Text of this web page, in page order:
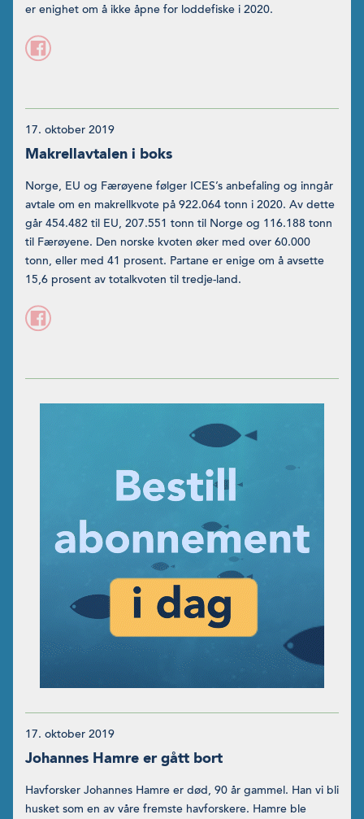
er enighet om å ikke åpne for loddefiske i 2020.
17. oktober 2019
Makrellavtalen i boks
Norge, EU og Færøyene følger ICES’s anbefaling og inngår
avtale om en makrellkvote på 922.064 tonn i 2020. Av dette
går 454.482 til EU, 207.551 tonn til Norge og 116.188 tonn
til Færøyene. Den norske kvoten øker med over 60.000
tonn, eller med 41 prosent. Partane er enige om å avsette
15,6 prosent av totalkvoten til tredje-land.
17. oktober 2019
Johannes Hamre er gått bort
Havforsker Johannes Hamre er død, 90 år gammel. Han vi bli
husket som en av våre fremste havforskere. Hamre ble